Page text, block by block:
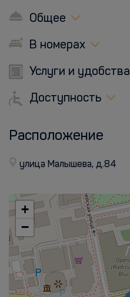
Общее
В номерах
Услуги и удобства
Доступность
Расположение
улица Малышева, д.84
+
−